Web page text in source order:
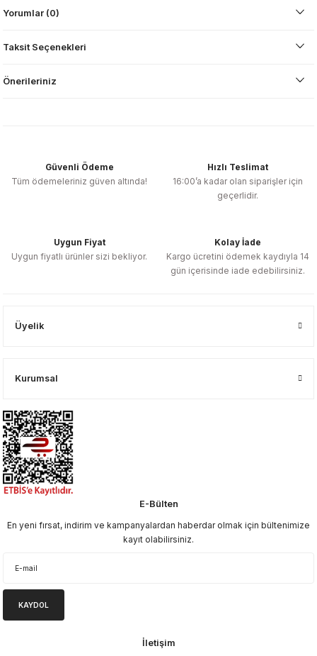
Yorumlar (0)
Taksit Seçenekleri
Önerileriniz
Güvenli Ödeme
Tüm ödemeleriniz güven altında!
Hızlı Teslimat
16:00’a kadar olan siparişler için
geçerlidir.
Uygun Fiyat
Uygun fiyatlı ürünler sizi bekliyor.
Kolay İade
Kargo ücretini ödemek kaydıyla 14
gün içerisinde iade edebilirsiniz.
Üyelik
Kurumsal
E-Bülten
En yeni fırsat, indirim ve kampanyalardan haberdar olmak için bültenimize
kayıt olabilirsiniz.
KAYDOL
İletişim